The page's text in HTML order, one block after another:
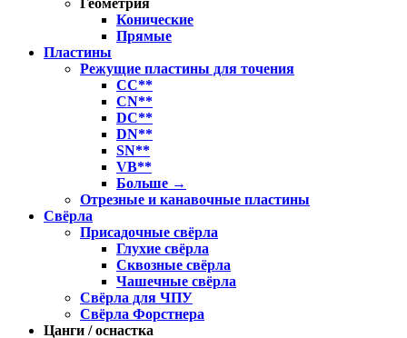
Геометрия
Конические
Прямые
Пластины
Режущие пластины для точения
CC**
CN**
DC**
DN**
SN**
VB**
Больше →
Отрезные и канавочные пластины
Свёрла
Присадочные свёрла
Глухие свёрла
Сквозные свёрла
Чашечные свёрла
Свёрла для ЧПУ
Свёрла Форстнера
Цанги / оснастка